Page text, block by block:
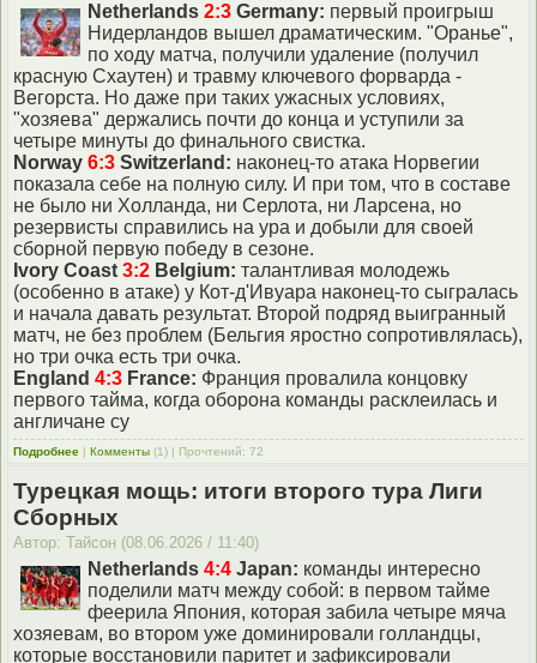
Netherlands 2:3 Germany: первый проигрыш
Нидерландов вышел драматическим. "Оранье",
по ходу матча, получили удаление (получил
красную Схаутен) и травму ключевого форварда -
Вегорста. Но даже при таких ужасных условиях,
"хозяева" держались почти до конца и уступили за
четыре минуты до финального свистка.
Norway 6:3 Switzerland: наконец-то атака Норвегии
показала себе на полную силу. И при том, что в составе
не было ни Холланда, ни Серлота, ни Ларсена, но
резервисты справились на ура и добыли для своей
сборной первую победу в сезоне.
Ivory Coast 3:2 Belgium: талантливая молодежь
(особенно в атаке) у Кот-д'Ивуара наконец-то сыгралась
и начала давать результат. Второй подряд выигранный
матч, не без проблем (Бельгия яростно сопротивлялась),
но три очка есть три очка.
England 4:3 France: Франция провалила концовку
первого тайма, когда оборона команды расклеилась и
англичане су
Подробнее | Комменты (1) | Прочтений: 72
Турецкая мощь: итоги второго тура Лиги
Сборных
Автор: Тайсон (08.06.2026 / 11:40)
Netherlands 4:4 Japan: команды интересно
поделили матч между собой: в первом тайме
феерила Япония, которая забила четыре мяча
хозяевам, во втором уже доминировали голландцы,
которые восстановили паритет и зафиксировали